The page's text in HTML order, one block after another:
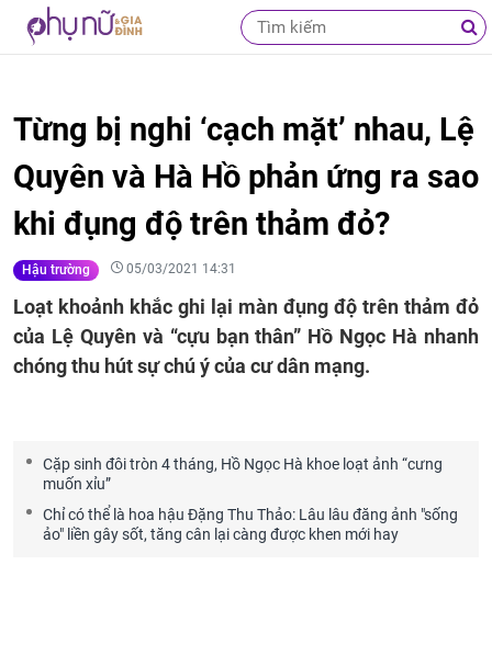
Từng bị nghi ‘cạch mặt’ nhau, Lệ
Quyên và Hà Hồ phản ứng ra sao
khi đụng độ trên thảm đỏ?
Hậu trường 05/03/2021 14:31
Loạt khoảnh khắc ghi lại màn đụng độ trên thảm đỏ
của Lệ Quyên và “cựu bạn thân” Hồ Ngọc Hà nhanh
chóng thu hút sự chú ý của cư dân mạng.
Cặp sinh đôi tròn 4 tháng, Hồ Ngọc Hà khoe loạt ảnh “cưng
muốn xỉu”
Chỉ có thể là hoa hậu Đặng Thu Thảo: Lâu lâu đăng ảnh "sống
ảo" liền gây sốt, tăng cân lại càng được khen mới hay